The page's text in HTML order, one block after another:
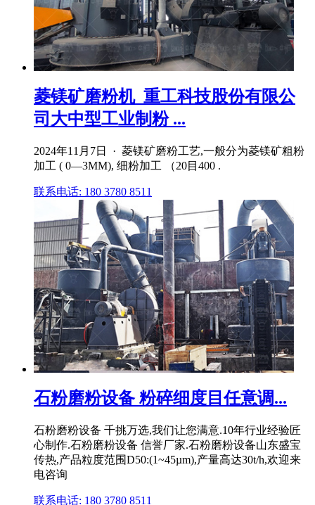
菱镁矿磨粉机_重工科技股份有限公
司大中型工业制粉 ...
2024年11月7日 · 菱镁矿磨粉工艺,一般分为菱镁矿粗粉
加工 ( 0—3MM), 细粉加工 （20目400 .
联系电话: 180 3780 8511
石粉磨粉设备 粉碎细度目任意调...
石粉磨粉设备 千挑万选,我们让您满意.10年行业经验匠
心制作.石粉磨粉设备 信誉厂家.石粉磨粉设备山东盛宝
传热,产品粒度范围D50:(1~45µm),产量高达30t/h,欢迎来
电咨询
联系电话: 180 3780 8511